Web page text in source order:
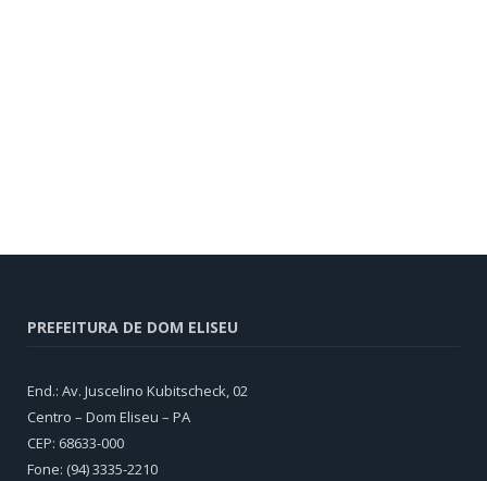
PREFEITURA DE DOM ELISEU
End.: Av. Juscelino Kubitscheck, 02
Centro – Dom Eliseu – PA
CEP: 68633-000
Fone: (94) 3335-2210